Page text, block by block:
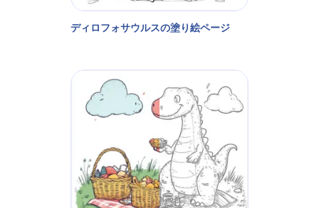
ディロフォサウルスの塗り絵ページ